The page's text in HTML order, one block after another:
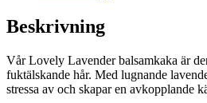
Beskrivning
Vår Lovely Lavender balsamkaka är
fuktälskande hår. Med lugnande
stressa av och skapar en avkopplande